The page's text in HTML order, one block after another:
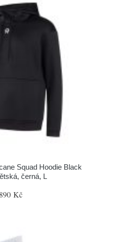
Squad Hoodie Black
černá, L
Kč